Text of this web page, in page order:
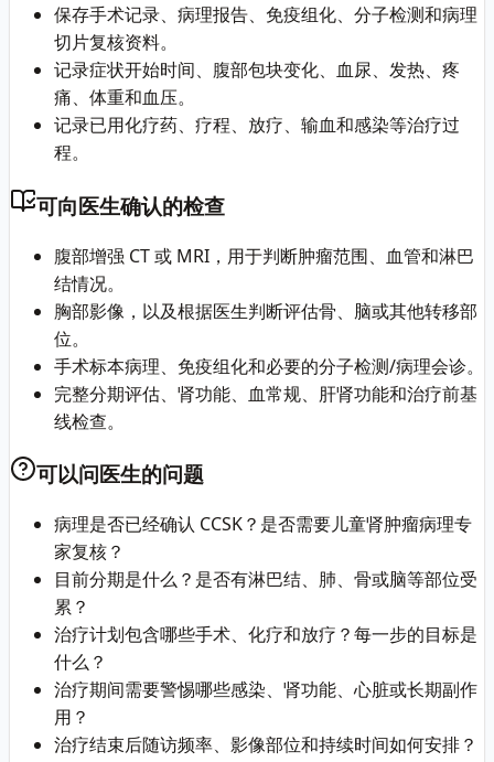
保存手术记录、病理报告、免疫组化、分子检测和病理
切片复核资料。
记录症状开始时间、腹部包块变化、血尿、发热、疼
痛、体重和血压。
记录已用化疗药、疗程、放疗、输血和感染等治疗过
程。
可向医生确认的检查
腹部增强 CT 或 MRI，用于判断肿瘤范围、血管和淋巴
结情况。
胸部影像，以及根据医生判断评估骨、脑或其他转移部
位。
手术标本病理、免疫组化和必要的分子检测/病理会诊。
完整分期评估、肾功能、血常规、肝肾功能和治疗前基
线检查。
可以问医生的问题
病理是否已经确认 CCSK？是否需要儿童肾肿瘤病理专
家复核？
目前分期是什么？是否有淋巴结、肺、骨或脑等部位受
累？
治疗计划包含哪些手术、化疗和放疗？每一步的目标是
什么？
治疗期间需要警惕哪些感染、肾功能、心脏或长期副作
用？
治疗结束后随访频率、影像部位和持续时间如何安排？